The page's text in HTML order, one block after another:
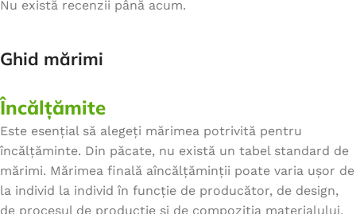
Nu există recenzii până acum.
Ghid mărimi
Încălțămite
Este esențial să alegeți mărimea potrivită pentru
încălțăminte. Din păcate, nu există un tabel standard de
mărimi. Mărimea finală aîncălțăminții poate varia ușor de
la individ la individ în funcție de producător, de design,
de procesul de producție și de compoziția materialului.